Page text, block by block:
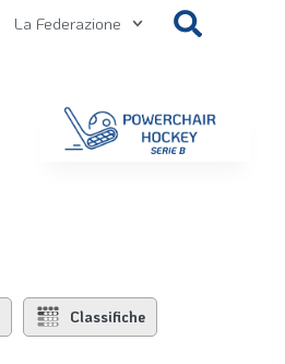
La Federazione
Classifiche